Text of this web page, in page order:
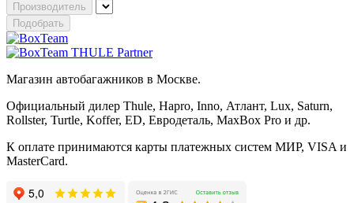
Производитель
Подобрать
Магазин автобагажников в Москве.
Официальный дилер Thule, Hapro, Inno, Атлант, Lux, Saturn,
Rollster, Turtle, Koffer, ED, Евродеталь, MaxBox Pro и др.
К оплате принимаются карты платежных систем МИР, VISA и
MasterCard.